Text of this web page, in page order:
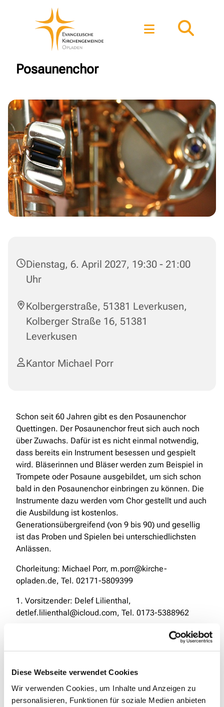
Diese Webseite verwendet Cookies
Wir verwenden Cookies, um Inhalte und Anzeigen zu
personalisieren, Funktionen für soziale Medien anbieten
Posaunenchor
Dienstag, 6. April 2027, 19:30 - 21:00
Uhr
Kolbergerstraße, 51381 Leverkusen,
Kolberger Straße 16, 51381
Leverkusen
Kantor Michael Porr
Schon seit 60 Jahren gibt es den Posaunenchor
Quettingen. Der Posaunenchor freut sich auch noch
über Zuwachs. Dafür ist es nicht einmal notwendig,
dass bereits ein Instrument besessen und gespielt
wird. Bläserinnen und Bläser werden zum Beispiel in
Trompete oder Posaune ausgebildet, um sich schon
bald in den Posaunenchor einbringen zu können. Die
Instrumente dazu werden vom Chor gestellt und auch
die Ausbildung ist kostenlos.
Generationsübergreifend (von 9 bis 90) und gesellig
ist das Proben und Spielen bei unterschiedlichsten
Anlässen.
Chorleitung: Michael Porr, m.porr@kirche-
opladen.de, Tel. 02171-5809399
1. Vorsitzender: Delef Lilienthal,
detlef.lilienthal@icloud.com, Tel. 0173-5388962